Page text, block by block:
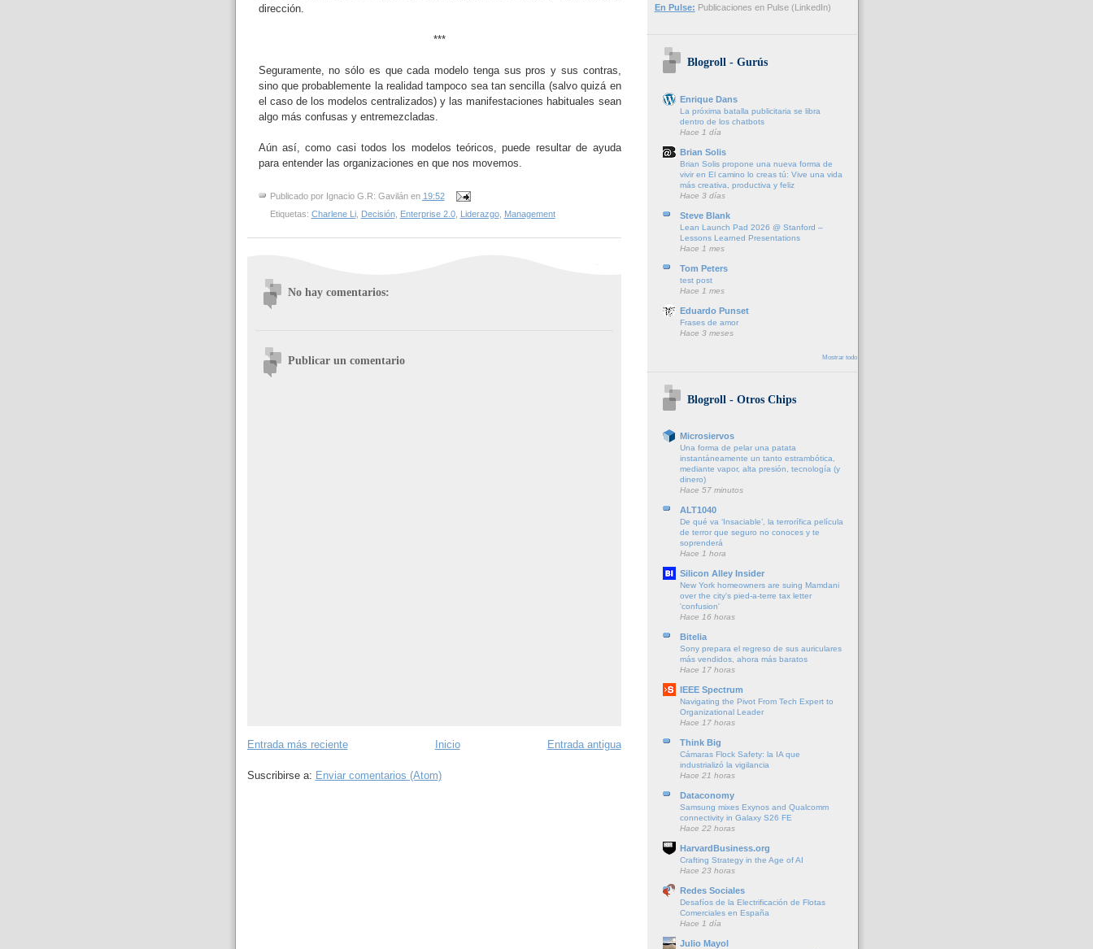
dirección.
***
Seguramente, no sólo es que cada modelo tenga sus pros y sus contras,
sino que probablemente la realidad tampoco sea tan sencilla (salvo quizá en
el caso de los modelos centralizados) y las manifestaciones habituales sean
algo más confusas y entremezcladas.
Aún así, como casi todos los modelos teóricos, puede resultar de ayuda
para entender las organizaciones en que nos movemos.
Publicado por Ignacio G.R: Gavilán en 19:52
Etiquetas: Charlene Li, Decisión, Enterprise 2.0, Liderazgo, Management
No hay comentarios:
Publicar un comentario
Entrada más reciente Entrada antigua
Inicio
Suscribirse a: Enviar comentarios (Atom)
En Pulse: Publicaciones en Pulse (LinkedIn)
Blogroll - Gurús
Enrique Dans
La próxima batalla publicitaria se libra
dentro de los chatbots
Hace 1 día
Brian Solis
Brian Solis propone una nueva forma de
vivir en El camino lo creas tú: Vive una vida
más creativa, productiva y feliz
Hace 3 días
Steve Blank
Lean Launch Pad 2026 @ Stanford –
Lessons Learned Presentations
Hace 1 mes
Tom Peters
test post
Hace 1 mes
Eduardo Punset
Frases de amor
Hace 3 meses
Mostrar todo
Blogroll - Otros Chips
Microsiervos
Una forma de pelar una patata
instantáneamente un tanto estrambótica,
mediante vapor, alta presión, tecnología (y
dinero)
Hace 57 minutos
ALT1040
De qué va ‘Insaciable’, la terrorífica película
de terror que seguro no conoces y te
soprenderá
Hace 1 hora
Silicon Alley Insider
New York homeowners are suing Mamdani
over the city's pied-a-terre tax letter
'confusion'
Hace 16 horas
Bitelia
Sony prepara el regreso de sus auriculares
más vendidos, ahora más baratos
Hace 17 horas
IEEE Spectrum
Navigating the Pivot From Tech Expert to
Organizational Leader
Hace 17 horas
Think Big
Cámaras Flock Safety: la IA que
industrializó la vigilancia
Hace 21 horas
Dataconomy
Samsung mixes Exynos and Qualcomm
connectivity in Galaxy S26 FE
Hace 22 horas
HarvardBusiness.org
Crafting Strategy in the Age of AI
Hace 23 horas
Redes Sociales
Desafíos de la Electrificación de Flotas
Comerciales en España
Hace 1 día
Julio Mayol